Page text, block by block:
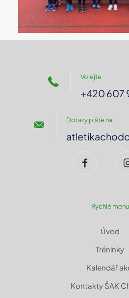
Volejte
+420 607
Dotazy pište na:
Rychlé menu
Úvod
Tréninky
Kalendář
Kontakty ŠAK